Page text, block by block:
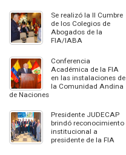
Se realizó la II Cumbre
de los Colegios de
Abogados de la
FIA/IABA
Conferencia
Académica de la FIA
en las instalaciones de
la Comunidad Andina
de Naciones
Presidente JUDECAP
brindó reconocimiento
institucional a
presidente de la FIA